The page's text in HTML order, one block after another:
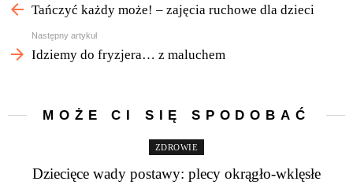
więcejTańczyć każdy może! – zajęcia ruchowe dla dzieci
Następny artykuł
Idziemy do fryzjera… z maluchem
MOŻE CI SIĘ SPODOBAĆ
ZDROWIE
Dziecięce wady postawy: plecy okrągło-wklęsłe